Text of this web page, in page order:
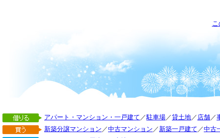
アパート・マンション・一戸建て ／駐車場／貸土地／ 店舗／
新築分譲マンション ／中古マンション ／ 新築一戸建て ／中古